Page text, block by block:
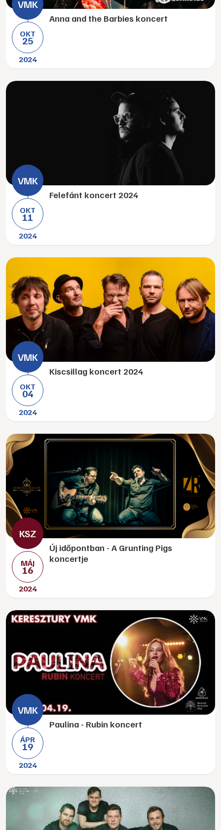
OKT
25
2024
Anna and the Barbies koncert
OKT
11
2024
Felefánt koncert 2024
OKT
04
2024
Kiscsillag koncert 2024
MÁJ
16
2024
Új időpontban - A Grunting Pigs
koncertje
ÁPR
19
2024
Paulina - Rubin koncert